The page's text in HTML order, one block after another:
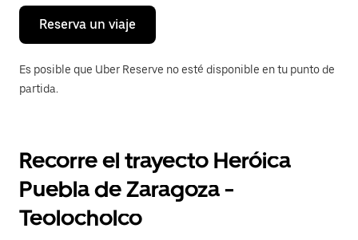
calendario.
Reserva un viaje
Es posible que Uber Reserve no esté disponible en tu punto de
partida.
Recorre el trayecto Heróica
Puebla de Zaragoza -
Teolocholco